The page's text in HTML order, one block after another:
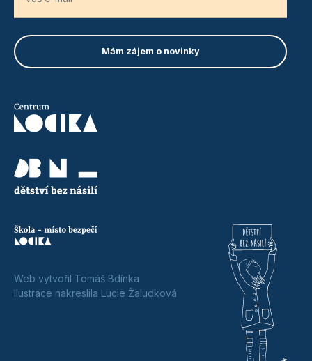
Web vytvořil Tomáš Bdínka
Ilustrace nakreslila Lucie Žaludková